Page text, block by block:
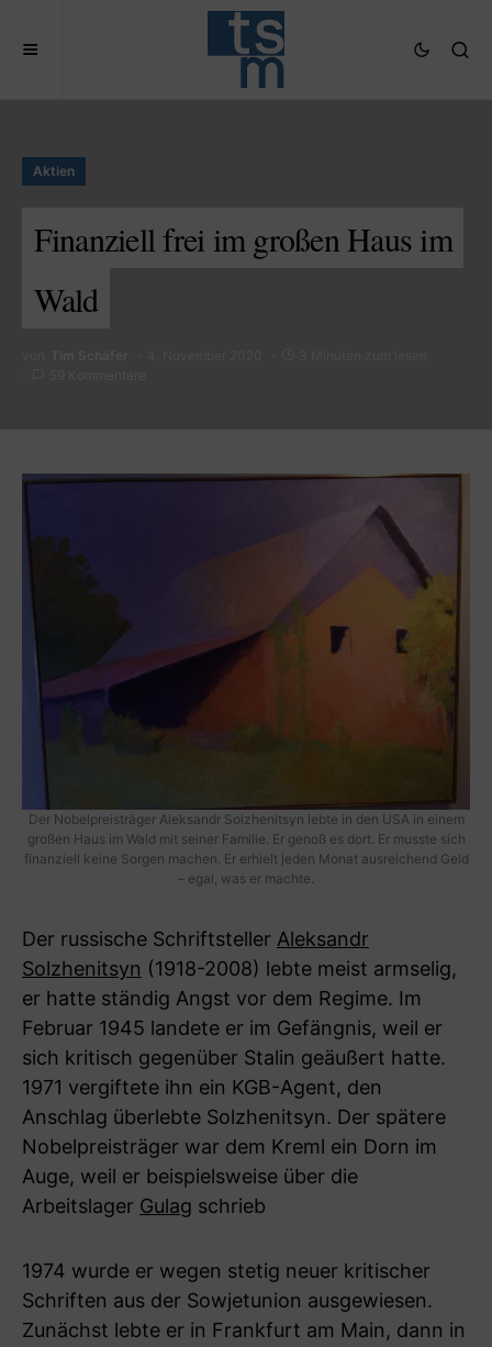
Aktien
Finanziell frei im großen Haus im
Wald
Der Nobelpreisträger Aleksandr Solzhenitsyn lebte in den USA in einem
großen Haus im Wald mit seiner Familie. Er genoß es dort. Er musste sich
finanziell keine Sorgen machen. Er erhielt jeden Monat ausreichend Geld
– egal, was er machte.
Der russische Schriftsteller Aleksandr
Solzhenitsyn (1918-2008) lebte meist armselig,
er hatte ständig Angst vor dem Regime. Im
Februar 1945 landete er im Gefängnis, weil er
sich kritisch gegenüber Stalin geäußert hatte.
1971 vergiftete ihn ein KGB-Agent, den
Anschlag überlebte Solzhenitsyn. Der spätere
Nobelpreisträger war dem Kreml ein Dorn im
Auge, weil er beispielsweise über die
Arbeitslager Gulag schrieb
1974 wurde er wegen stetig neuer kritischer
Schriften aus der Sowjetunion ausgewiesen.
Zunächst lebte er in Frankfurt am Main, dann in